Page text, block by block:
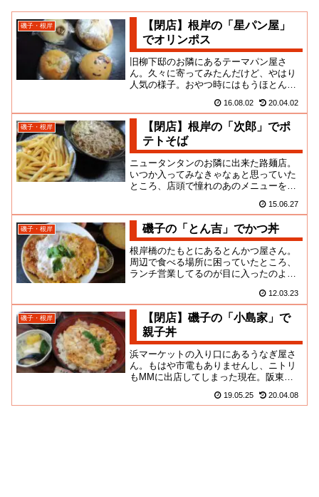
磯子・根岸
【閉店】根岸の「星パン屋」
でオリンポス
旧柳下邸のお隣にあるテーマパン屋さ
ん。久々に寄ってみたんだけど、やはり
人気の様子。おやつ時にはもうほとんど
ないだと違う売り子のお姉さんが...
16.08.02 20.04.02
磯子・根岸
【閉店】根岸の「次郎」でポ
テトそば
ニュータンタンのお隣に出来た路麺店。
いつか入ってみなきゃなぁと思っていた
ところ、店頭で憧れのあのメニューを発
カフェにフラれ続けたのは、つ... 15.06.27
磯子・根岸 磯子の「とん吉」でかつ丼
根岸橋のたもとにあるとんかつ屋さん。
周辺で食べる場所に困っていたところ、
ランチ営業してるのが目に入ったのよ。
た。テーブルの他に座敷席もある...12.03.23
磯子・根岸
【閉店】磯子の「小島家」で
親子丼
浜マーケットの入り口にあるうなぎ屋さ
ん。もはや市電もありませんし、ニトリ
もMMに出店してしまった現在。阪東橋
り少ないのです。しかし、磯子...
19.05.25 20.04.08